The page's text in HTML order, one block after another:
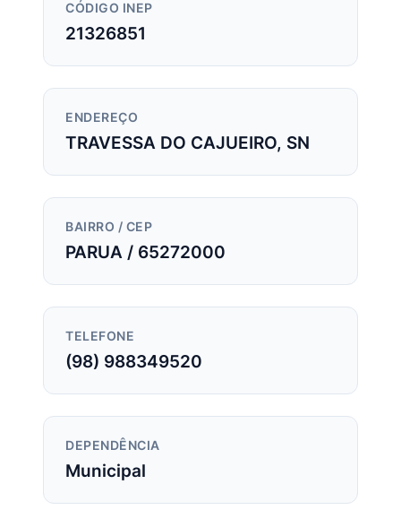
CÓDIGO INEP
21326851
ENDEREÇO
TRAVESSA DO CAJUEIRO, SN
BAIRRO / CEP
PARUA / 65272000
TELEFONE
(98) 988349520
DEPENDÊNCIA
Municipal